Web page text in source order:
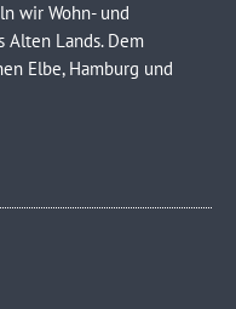
wir Wohn- und
Alten Lands. Dem
Elbe, Hamburg und